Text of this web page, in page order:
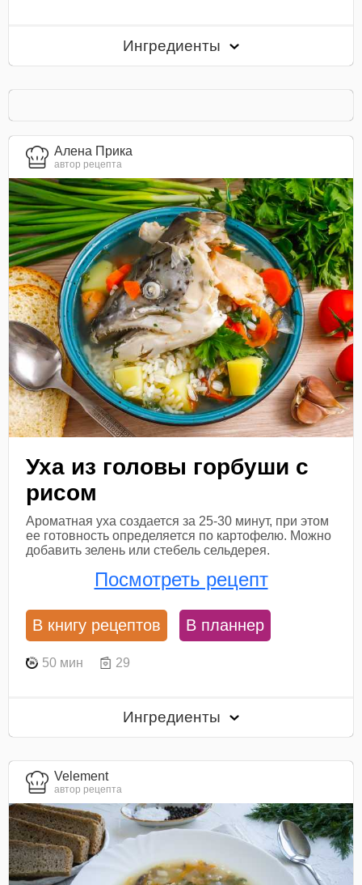
Ингредиенты
Алена Прика
автор рецепта
Уха из головы горбуши с
рисом
Ароматная уха создается за 25-30 минут, при этом
ее готовность определяется по картофелю. Можно
добавить зелень или стебель сельдерея.
Посмотреть рецепт
В книгу рецептов В планнер
50 мин 29
Ингредиенты
Velement
автор рецепта